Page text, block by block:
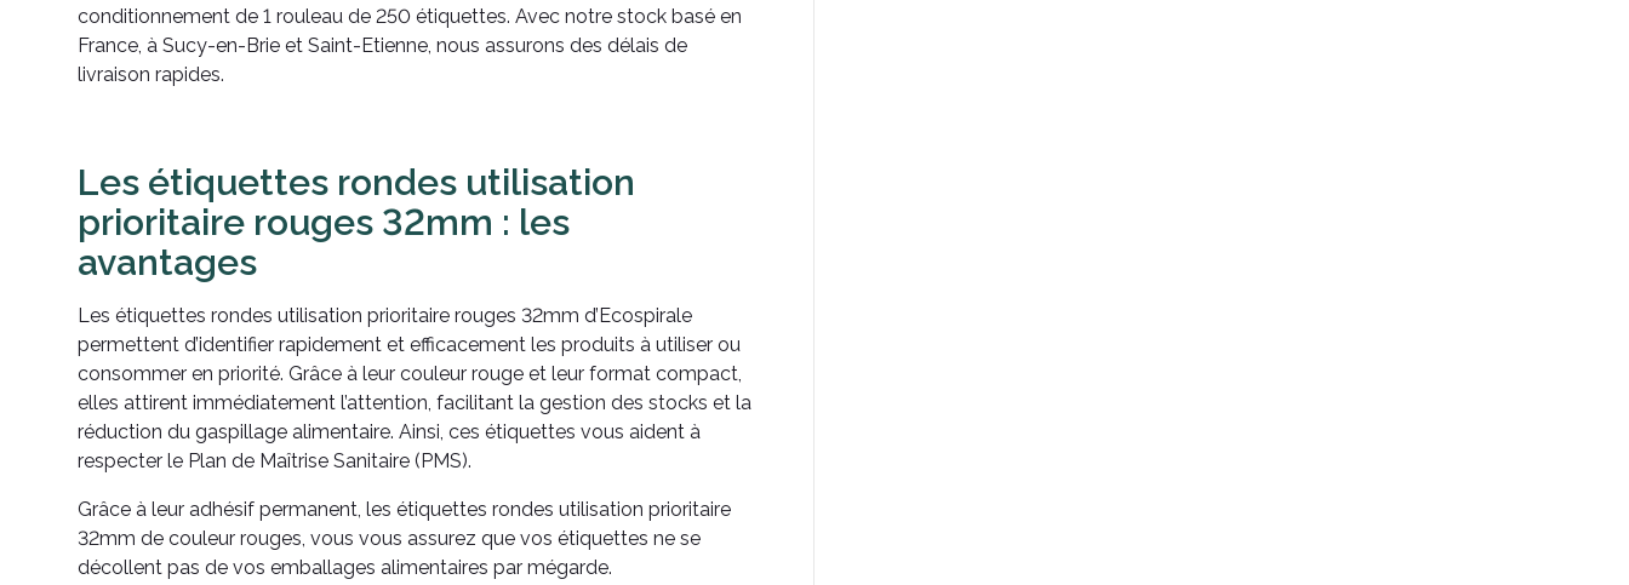
conditionnement de 1 rouleau de 250 étiquettes. Avec notre stock basé en
France, à Sucy-en-Brie et Saint-Etienne, nous assurons des délais de
livraison rapides.
Les étiquettes rondes utilisation
prioritaire rouges 32mm : les
avantages
Les étiquettes rondes utilisation prioritaire rouges 32mm d’Ecospirale
permettent d’identifier rapidement et efficacement les produits à utiliser ou
consommer en priorité. Grâce à leur couleur rouge et leur format compact,
elles attirent immédiatement l’attention, facilitant la gestion des stocks et la
réduction du gaspillage alimentaire. Ainsi, ces étiquettes vous aident à
respecter le Plan de Maîtrise Sanitaire (PMS).
Grâce à leur adhésif permanent, les étiquettes rondes utilisation prioritaire
32mm de couleur rouges, vous vous assurez que vos étiquettes ne se
décollent pas de vos emballages alimentaires par mégarde.